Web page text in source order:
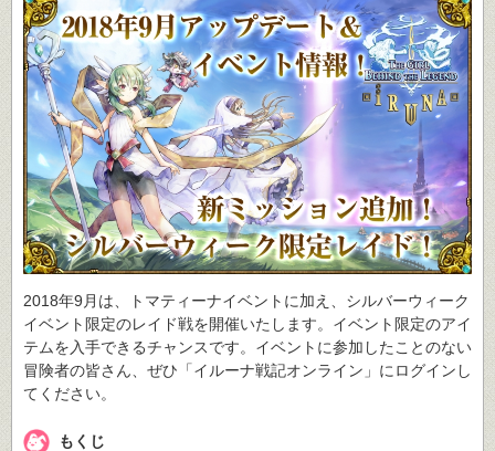
2018年9月は、トマティーナイベントに加え、シルバーウィーク
イベント限定のレイド戦を開催いたします。イベント限定のアイ
テムを入手できるチャンスです。イベントに参加したことのない
冒険者の皆さん、ぜひ「イルーナ戦記オンライン」にログインし
てください。
もくじ